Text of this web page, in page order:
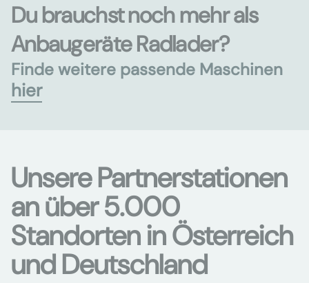
Du brauchst noch mehr als
Anbaugeräte Radlader?
Finde weitere passende Maschinen
hier
Unsere Partnerstationen
an über 5.000
Standorten in Österreich
und Deutschland